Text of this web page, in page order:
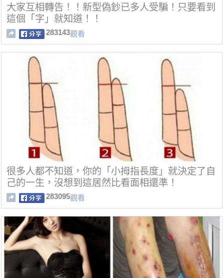
大家互相轉告！！新型偽鈔已多人受騙！只要看到
這個「字」就知道！！
283143觀看
很多人都不知道，你的「小拇指長度」就決定了自
己的一生，沒想到這居然比看面相還準！
283095觀看